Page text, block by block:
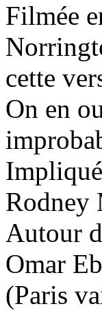
Filmée
cette
On en
Rodney
Autour
Omar
(Paris